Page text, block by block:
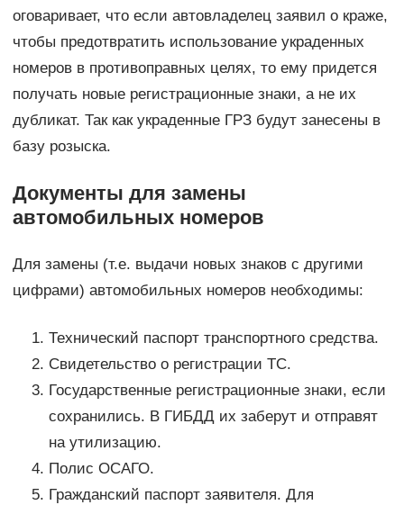
оговаривает, что если автовладелец заявил о краже,
чтобы предотвратить использование украденных
номеров в противоправных целях, то ему придется
получать новые регистрационные знаки, а не их
дубликат. Так как украденные ГРЗ будут занесены в
базу розыска.
Документы для замены
автомобильных номеров
Для замены (т.е. выдачи новых знаков с другими
цифрами) автомобильных номеров необходимы:
Технический паспорт транспортного средства.
Свидетельство о регистрации ТС.
Государственные регистрационные знаки, если
сохранились. В ГИБДД их заберут и отправят
на утилизацию.
Полис ОСАГО.
Гражданский паспорт заявителя. Для